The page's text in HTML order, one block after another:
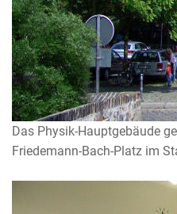
Das Physik-Hauptgebäude
Friedemann-Bach-Platz im